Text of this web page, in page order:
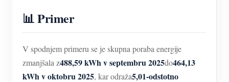
📊 Primer
V spodnjem primeru se je skupna poraba energije
zmanjšala z488,59 kWh v septembru 2025do464,13
kWh v oktobru 2025, kar odraža5,01-odstotno